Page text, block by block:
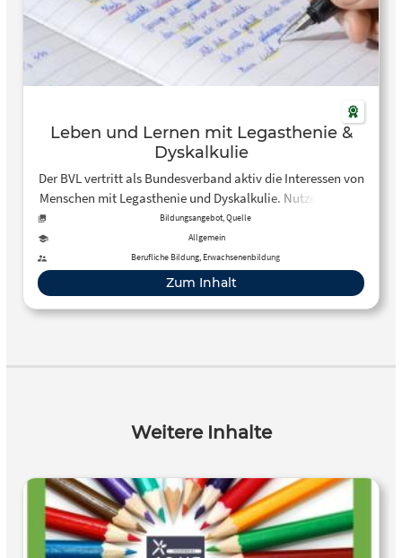
Leben und Lernen mit Legasthenie &
Dyskalkulie
Der BVL vertritt als Bundesverband aktiv die Interessen von
Menschen mit Legasthenie und Dyskalkulie. Nutzen Sie die
Unterstützung im Selbsthilfeverband!
Bildungsangebot, Quelle
Allgemein
Berufliche Bildung, Erwachsenenbildung
Zum Inhalt
Weitere Inhalte